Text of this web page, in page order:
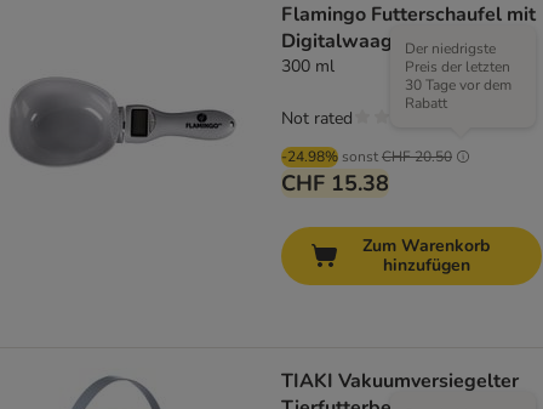
Flamingo Futterschaufel mit
Digitalwaage Skalo
300 ml
-24.98% sonstCHF 20.50
Der niedrigste
Preis der letzten
30 Tage vor dem
Rabatt
CHF 15.38
Not rated
Zum Warenkorb
hinzufügen
TIAKI Vakuumversiegelter